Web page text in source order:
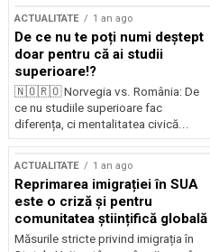
ACTUALITATE 1 an ago
De ce nu te poți numi deștept
doar pentru că ai studii
superioare!?
🇳🇴🇷🇴 Norvegia vs. România: De
ce nu studiile superioare fac
diferența, ci mentalitatea civică...
ACTUALITATE 1 an ago
Reprimarea imigrației în SUA
este o criză și pentru
comunitatea științifică globală
Măsurile stricte privind imigrația în